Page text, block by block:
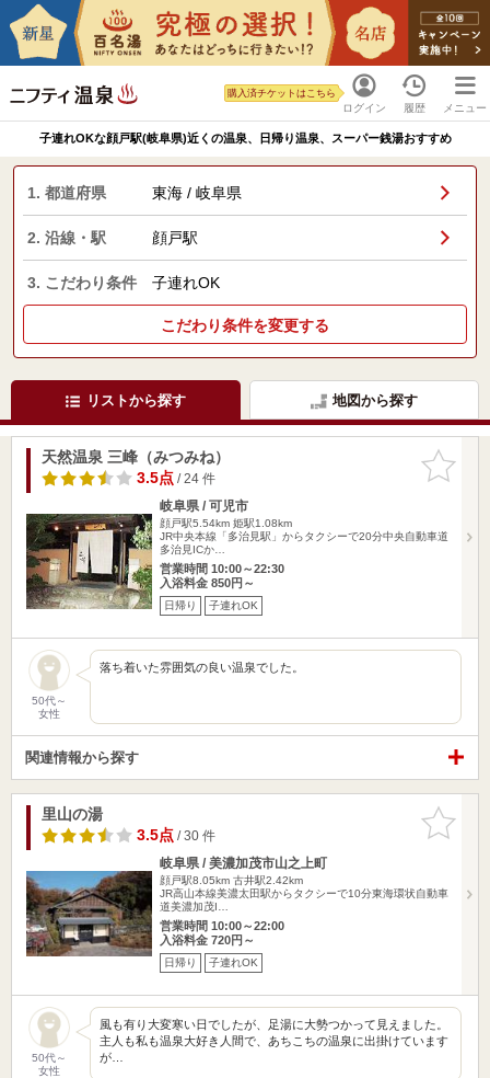
ログイン
購入済チケットはこちら
履歴 メニュー
子連れOKな顔戸駅(岐阜県)近くの温泉、日帰り温泉、スーパー銭湯おすすめ
1. 都道府県 東海 / 岐阜県
2. 沿線・駅 顔戸駅
3. こだわり条件 子連れOK
こだわり条件を変更する
リストから探す 地図から探す
お気に入
りに追加
天然温泉 三峰（みつみね）
3.5点/ 24 件
岐阜県 / 可児市
顔戸駅5.54km 姫駅1.08km
JR中央本線「多治見駅」からタクシーで20分中央自動車道
多治見ICか…
営業時間 10:00～22:30
入浴料金 850円～
日帰り 子連れOK
50代～
女性
落ち着いた雰囲気の良い温泉でした。
関連情報から探す
お気に入
りに追加
里山の湯
3.5点/ 30 件
岐阜県 / 美濃加茂市山之上町
顔戸駅8.05km 古井駅2.42km
JR高山本線美濃太田駅からタクシーで10分東海環状自動車
道美濃加茂I…
営業時間 10:00～22:00
入浴料金 720円～
日帰り 子連れOK
50代～
女性
風も有り大変寒い日でしたが、足湯に大勢つかって見えました。
主人も私も温泉大好き人間で、あちこちの温泉に出掛けています
が…